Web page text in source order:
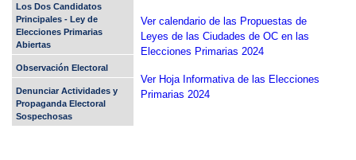
Los Dos Candidatos
Principales - Ley de
Elecciones Primarias
Abiertas
Observación Electoral
Denunciar Actividades y
Propaganda Electoral
Sospechosas
Ver calendario de las Propuestas de
Leyes de las Ciudades de OC en las
Elecciones Primarias 2024
Ver Hoja Informativa de las Elecciones
Primarias 2024